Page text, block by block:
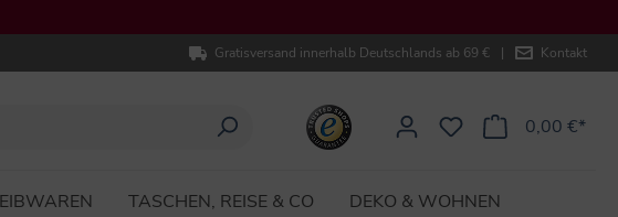
Gratisversand innerhalb Deutschlands ab 69 € | Kontakt
0,00 €*
TASCHEN, REISE & CO
DEKO & WOHNEN